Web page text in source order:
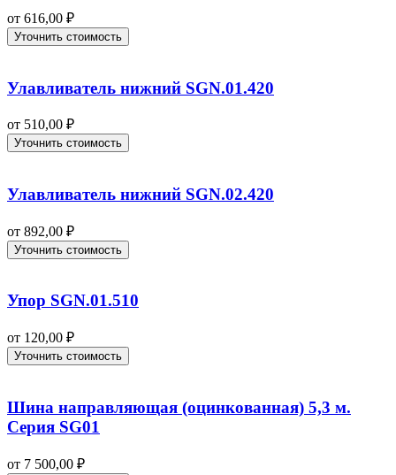
от 616,00 ₽
Уточнить стоимость
Улавливатель нижний SGN.01.420
от 510,00 ₽
Уточнить стоимость
Улавливатель нижний SGN.02.420
от 892,00 ₽
Уточнить стоимость
Упор SGN.01.510
от 120,00 ₽
Уточнить стоимость
Шина направляющая (оцинкованная) 5,3 м.
Серия SG01
от 7 500,00 ₽